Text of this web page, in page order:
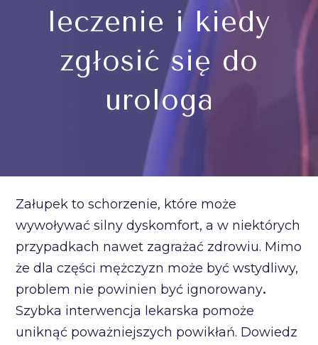
leczenie i kiedy
zgłosić się do
urologa
Załupek to schorzenie, które może
wywoływać silny dyskomfort, a w niektórych
przypadkach nawet zagrażać zdrowiu. Mimo
że dla części mężczyzn może być wstydliwy,
problem nie powinien być ignorowany.
Szybka interwencja lekarska pomoże
uniknąć poważniejszych powikłań. Dowiedz